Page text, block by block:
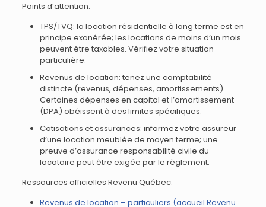
Points d’attention:
TPS/TVQ: la location résidentielle à long terme est en
principe exonérée; les locations de moins d’un mois
peuvent être taxables. Vérifiez votre situation
particulière.
Revenus de location: tenez une comptabilité
distincte (revenus, dépenses, amortissements).
Certaines dépenses en capital et l’amortissement
(DPA) obéissent à des limites spécifiques.
Cotisations et assurances: informez votre assureur
d’une location meublée de moyen terme; une
preuve d’assurance responsabilité civile du
locataire peut être exigée par le règlement.
Ressources officielles Revenu Québec:
Revenus de location – particuliers (accueil Revenu